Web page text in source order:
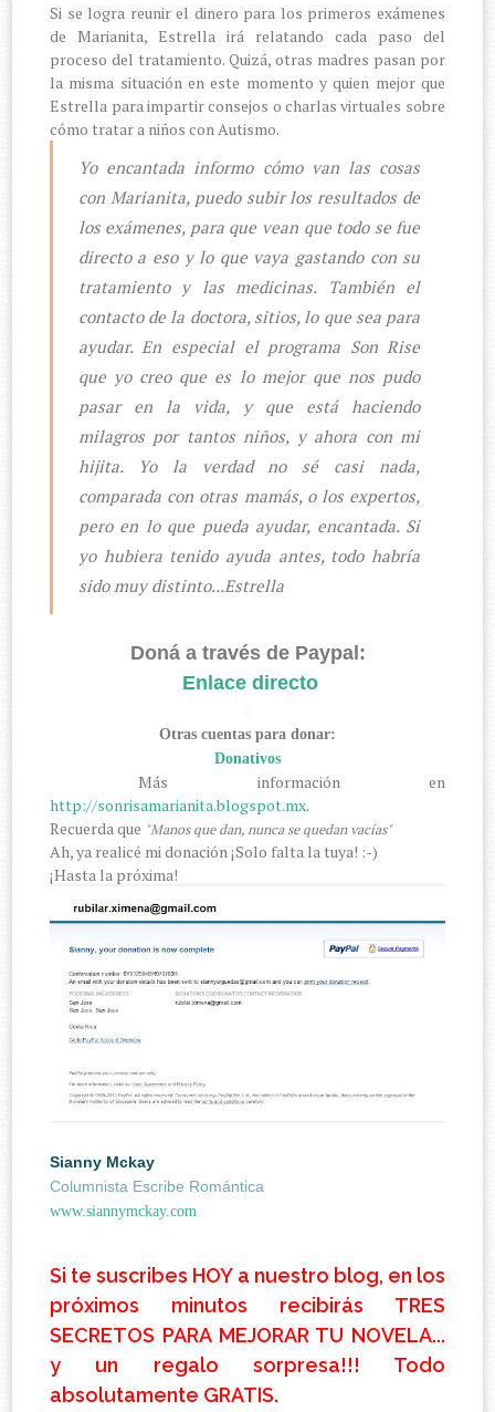
Si se logra reunir el dinero para los primeros exámenes
de Marianita, Estrella irá relatando cada paso del
proceso del tratamiento. Quizá, otras madres pasan por
la misma situación en este momento y quien mejor que
Estrella para impartir consejos o charlas virtuales sobre
cómo tratar a niños con Autismo.
Yo encantada informo cómo van las cosas
con Marianita, puedo subir los resultados de
los exámenes, para que vean que todo se fue
directo a eso y lo que vaya gastando con su
tratamiento y las medicinas. También el
contacto de la doctora, sitios, lo que sea para
ayudar. En especial el programa Son Rise
que yo creo que es lo mejor que nos pudo
pasar en la vida, y que está haciendo
milagros por tantos niños, y ahora con mi
hijita. Yo la verdad no sé casi nada,
comparada con otras mamás, o los expertos,
pero en lo que pueda ayudar, encantada. Si
yo hubiera tenido ayuda antes, todo habría
sido muy distinto...Estrella
Doná a través de Paypal:
Enlace directo
Otras cuentas para donar:
Donativos
Más información en
http://sonrisamarianita.blogspot.mx.
Recuerda que "Manos que dan, nunca se quedan vacías"
Ah, ya realicé mi donación ¡Solo falta la tuya! :-)
¡Hasta la próxima!
Sianny Mckay
Columnista Escribe Romántica
www.siannymckay.com
Si te suscribes HOY a nuestro blog, en los
próximos minutos recibirás TRES
SECRETOS PARA MEJORAR TU NOVELA...
y un regalo sorpresa!!! Todo
absolutamente GRATIS.